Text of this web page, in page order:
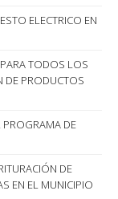
ELECTRICO EN
TODOS LOS
DE PRODUCTOS
PROGRAMA DE
DE
EN EL MUNICIPIO